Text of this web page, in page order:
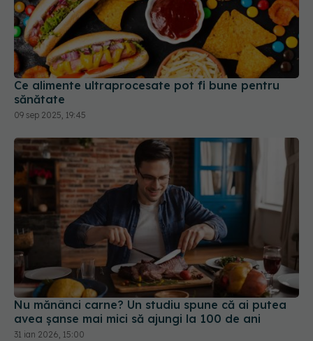
Ce alimente ultraprocesate pot fi bune pentru
sănătate
09 sep 2025, 19:45
Nu mănânci carne? Un studiu spune că ai putea
avea șanse mai mici să ajungi la 100 de ani
31 ian 2026, 15:00